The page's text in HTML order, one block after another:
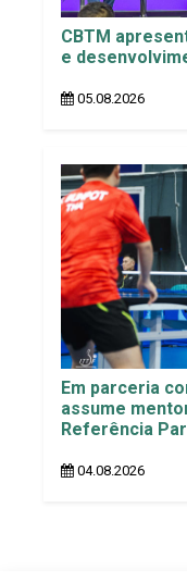
CBTM
e
05.08.2026
Em parceria
assume
Referência
04.08.2026